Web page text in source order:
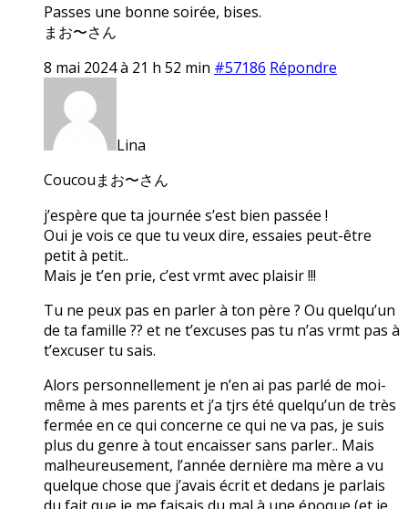
Passes une bonne soirée, bises.
まお〜さん
8 mai 2024 à 21 h 52 min #57186 Répondre
Lina
Coucouまお〜さん
j’espère que ta journée s’est bien passée !
Oui je vois ce que tu veux dire, essaies peut-être
petit à petit..
Mais je t’en prie, c’est vrmt avec plaisir !!!
Tu ne peux pas en parler à ton père ? Ou quelqu’un
de ta famille ?? et ne t’excuses pas tu n’as vrmt pas à
t’excuser tu sais.
Alors personnellement je n’en ai pas parlé de moi-
même à mes parents et j’a tjrs été quelqu’un de très
fermée en ce qui concerne ce qui ne va pas, je suis
plus du genre à tout encaisser sans parler.. Mais
malheureusement, l’année dernière ma mère a vu
quelque chose que j’avais écrit et dedans je parlais